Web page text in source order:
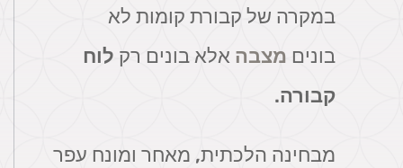
במקרה של קבורת קומות לא
בונים מצבה אלא בונים רק לוח
קבורה.
מבחינה הלכתית, מאחר ומונח עפר